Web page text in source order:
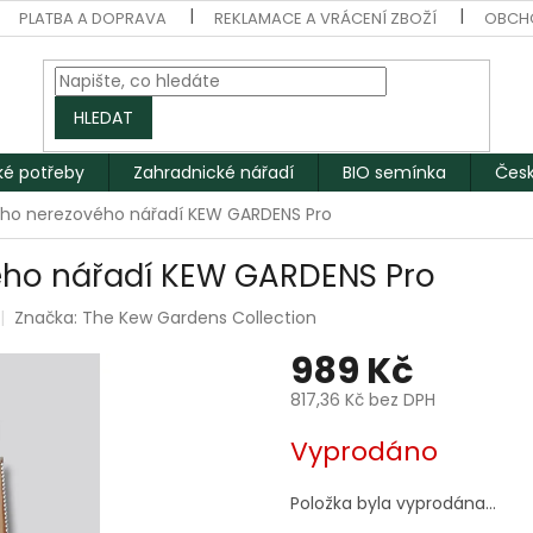
PLATBA A DOPRAVA REKLAMACE A VRÁCENÍ ZBOŽÍ
HLEDAT
potřeby Zahradnické nářadí BIO semínka
nerezového nářadí KEW GARDENS Pro
nářadí KEW GARDENS Pro
Značka: The Kew Gardens Collection
989 Kč
817,36 Kč bez DPH
cena:
Vyprodáno
Položka byla vyprodána…